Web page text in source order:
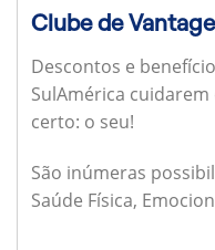
Clube de
Descontos e
SulAmérica
certo: o seu!
São inúmeras
Saúde Física,